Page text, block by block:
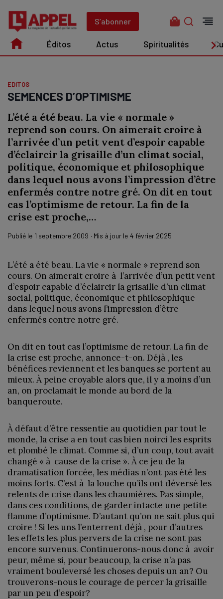
contenu
S’abonner
Édito Actus Spiritualités Culture
Éditos Actus Spiritualités
EDITOS
SEMENCES D’OPTIMISME
L’été a été beau. La vie « normale »
reprend son cours. On aimerait croire à
l’arrivée d’un petit vent d’espoir capable
d’éclaircir la grisaille d’un climat social,
politique, économique et philosophique
dans lequel nous avons l’impression d’être
enfermés contre notre gré. On dit en tout
cas l’optimisme de retour. La fin de la
crise est proche,…
Publié le 1 septembre 2009 · Mis à jour le 4 février 2025
L’été a été beau. La vie « normale » reprend son
cours. On aimerait croire à l’arrivée d’un petit vent
d’espoir capable d’éclaircir la grisaille d’un climat
social, politique, économique et philosophique
dans lequel nous avons l’impression d’être
enfermés contre notre gré.
On dit en tout cas l’optimisme de retour. La fin de
la crise est proche, annonce-t-on. Déjà , les
bénéfices reviennent et les banques se portent au
mieux. À peine croyable alors que, il y a moins d’un
an, on proclamait le monde au bord de la
banqueroute.
À défaut d’être ressentie au quotidien par tout le
monde, la crise a en tout cas bien noirci les esprits
et plombé le climat. Comme si, d’un coup, tout avait
changé « à cause de la crise ». À ce jeu de la
dramatisation forcée, les médias n’ont pas été les
moins forts. C’est à la louche qu’ils ont déversé les
relents de crise dans les chaumières. Pas simple,
dans ces conditions, de garder intacte une petite
flamme d’optimisme. D’autant qu’on ne sait plus qui
croire ! Si les uns l’enterrent déjà , pour d’autres
les effets les plus pervers de la crise ne sont pas
encore survenus. Continuerons-nous donc à avoir
peur, même si, pour beaucoup, la crise n’a pas
vraiment bouleversé les choses depuis un an? Ou
trouverons-nous le courage de percer la grisaille
par un peu d’espoir?